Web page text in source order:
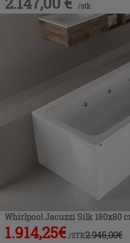
/stk
Whirlpool Jacuzzi Silk 180x80
1.914,25€ /STK2.945,00€